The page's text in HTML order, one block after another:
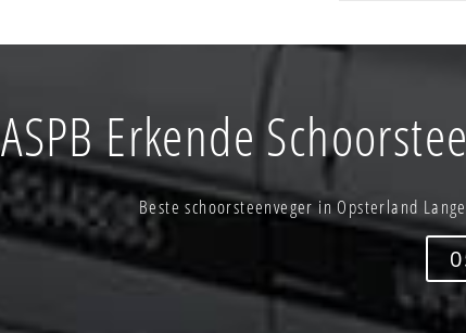
ASPB Erkende
Beste schoorsteenveger in Opsterland